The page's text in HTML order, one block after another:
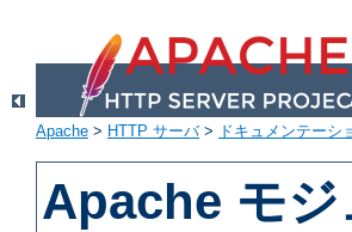
Apache > HTTP サーバ> ドキュメンテーシ
Apache モジ